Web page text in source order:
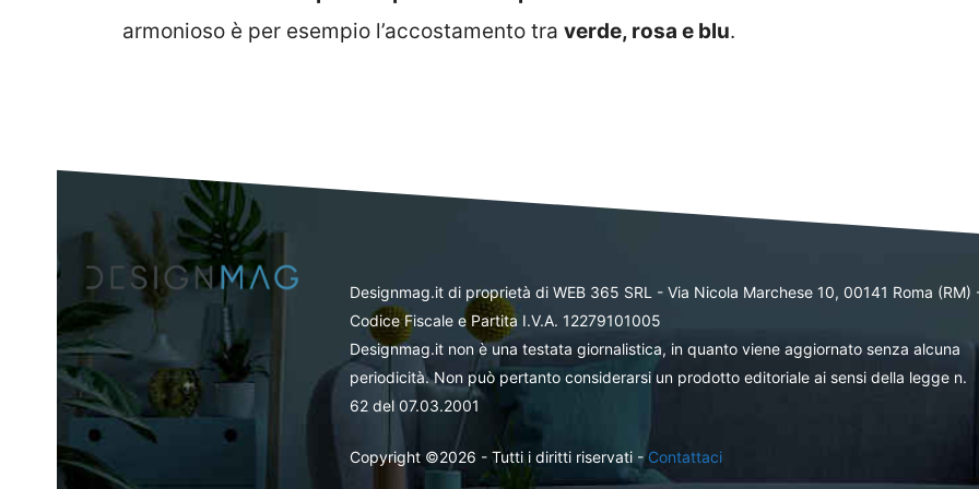
armonioso è per esempio l’accostamento tra verde, rosa e blu.
Designmag.it di proprietà di WEB 365 SRL - Via Nicola Marchese 10, 00141 Roma (RM)
Codice Fiscale e Partita I.V.A. 12279101005
Designmag.it non è una testata giornalistica, in quanto viene aggiornato senza alcuna
periodicità. Non può pertanto considerarsi un prodotto editoriale ai sensi della legge n.
62 del 07.03.2001
Copyright ©2026 - Tutti i diritti riservati -Contattaci